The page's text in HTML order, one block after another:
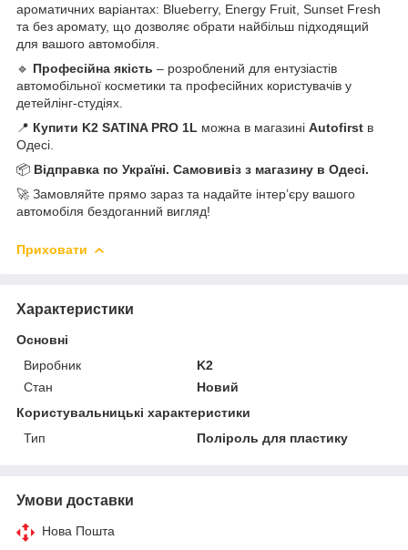
ароматичних варіантах: Blueberry, Energy Fruit, Sunset Fresh
та без аромату, що дозволяє обрати найбільш підходящий
для вашого автомобіля.
🔹 Професійна якість – розроблений для ентузіастів
автомобільної косметики та професійних користувачів у
детейлінг-студіях.
📍 Купити K2 SATINA PRO 1L можна в магазині Autofirst в
Одесі.
📦 Відправка по Україні. Самовивіз з магазину в Одесі.
🚀 Замовляйте прямо зараз та надайте інтер’єру вашого
автомобіля бездоганний вигляд!
Приховати
Характеристики
Основні
Виробник
K2
Стан
Новий
Користувальницькі характеристики
Тип
Поліроль для пластику
Умови доставки
Нова Пошта